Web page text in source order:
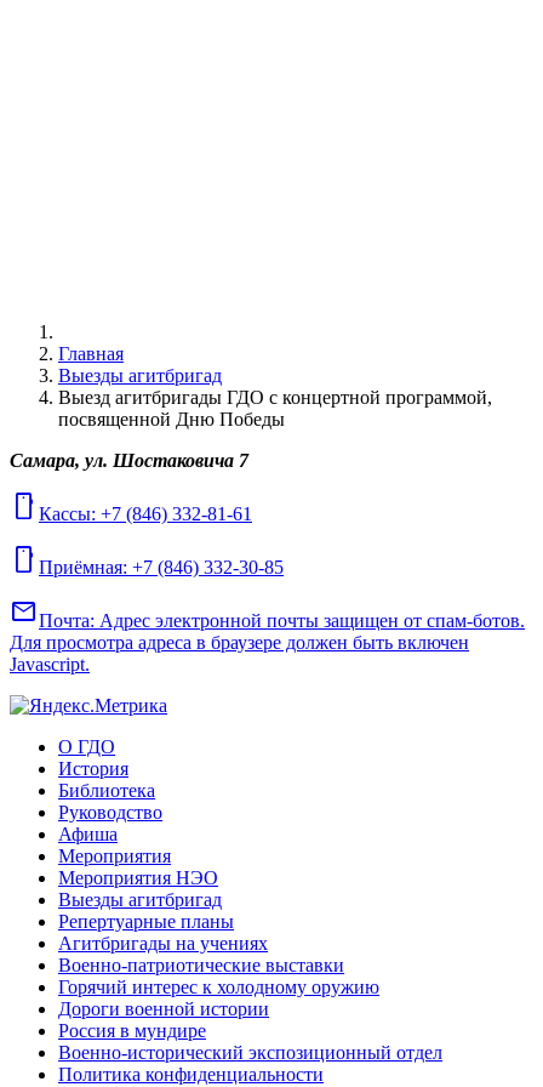
Главная
Выезды агитбригад
Выезд агитбригады ГДО с концертной программой,
посвященной Дню Победы
Самара, ул. Шостаковича 7
mobile Кассы: +7 (846) 332-81-61
mobile Приёмная: +7 (846) 332-30-85
mailПочта: Адрес электронной почты защищен от спам-ботов.
Для просмотра адреса в браузере должен быть включен
Javascript.
О ГДО
История
Библиотека
Руководство
Афиша
Мероприятия
Мероприятия НЭО
Выезды агитбригад
Репертуарные планы
Агитбригады на учениях
Военно-патриотические выставки
Горячий интерес к холодному оружию
Дороги военной истории
Россия в мундире
Военно-исторический экспозиционный отдел
Политика конфиденциальности